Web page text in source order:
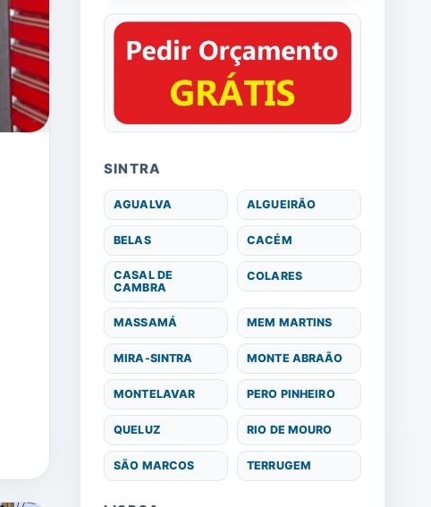
SINTRA
AGUALVA ALGUEIRÃO
BELAS CACÉM
CASAL DE
CAMBRA
COLARES
MASSAMÁ MEM MARTINS
MIRA-SINTRA MONTE ABRAÃO
MONTELAVAR PERO PINHEIRO
QUELUZ RIO DE MOURO
SÃO MARCOS TERRUGEM